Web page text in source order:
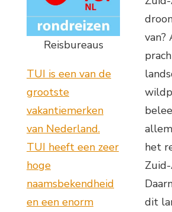
Reisbureaus
TUI is een van de
grootste
vakantiemerken
van Nederland.
TUI heeft een zeer
hoge
naamsbekendheid
en een enorm
van?
het
dit